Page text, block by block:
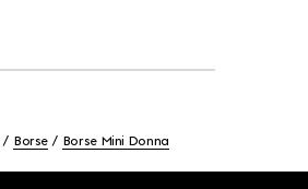
Borse Borse Mini Donna